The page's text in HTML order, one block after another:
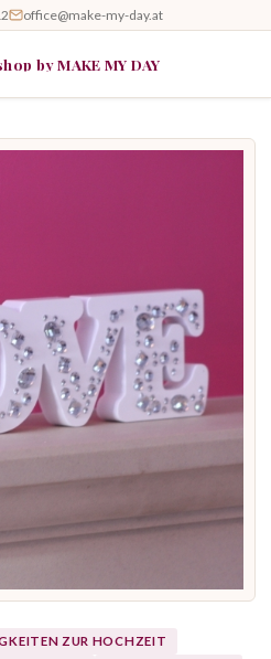
office@make-my-day.at
by MAKE MY DAY
ZUR HOCHZEIT